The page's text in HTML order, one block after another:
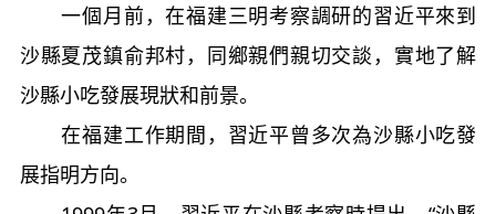
一個月前，在福建三明考察調研的習近平來到
沙縣夏茂鎮俞邦村，同鄉親們親切交談，實地了解
沙縣小吃發展現狀和前景。
在福建工作期間，習近平曾多次為沙縣小吃發
展指明方向。